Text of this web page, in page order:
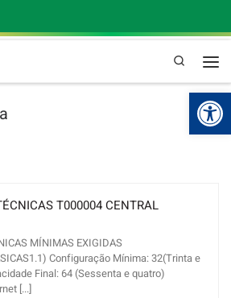
Pesquisa
T000004 CENTRAL
MÍNIMAS EXIGIDAS
Configuração Mínima: 32(Trinta e
Final: 64 (Sessenta e quatro)
[...]